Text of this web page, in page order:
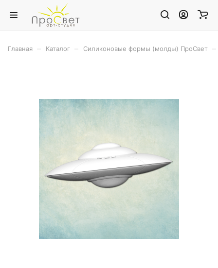
Главная Каталог Силиконовые формы (молды) ПроСвет